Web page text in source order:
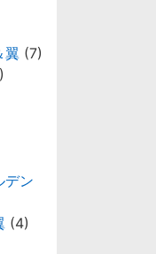
翼 (7)
デン
(4)